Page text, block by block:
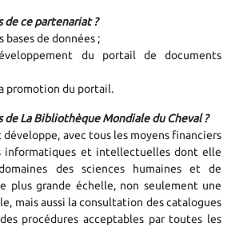
de ce partenariat ?
bases de données ;
du portail de documents
promotion du portail.
La Bibliothèque Mondiale du Cheval ?
développe, avec tous les moyens financiers
informatiques et intellectuelles dont elle
des sciences humaines et de
plus grande échelle, non seulement une
mais aussi la consultation des catalogues
procédures acceptables par toutes les